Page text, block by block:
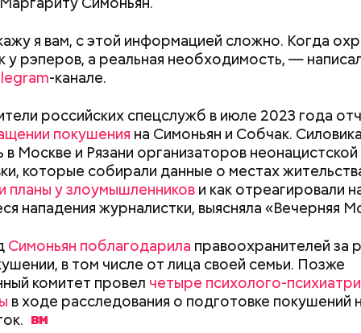
я вам, с этой информацией сложно. Когда
у рэперов, а реальная необходимость, —
-канале.
российских спецслужб в июле 2023 года
покушения на Симоньян и Собчак.
Москве и Рязани организаторов неонацистской
которые собирали данные о местах
планы у злоумышленников и как отреагировали
нападения журналистки, выясняла «Вечерняя
Симоньян поблагодарила правоохранителей за
в том числе от лица своей семьи. Позже
комитет провел четыре психолого-
в ходе расследования о подготовке покушений
масло;
Как поменять батареи дома и
не получить штраф
Как получить до